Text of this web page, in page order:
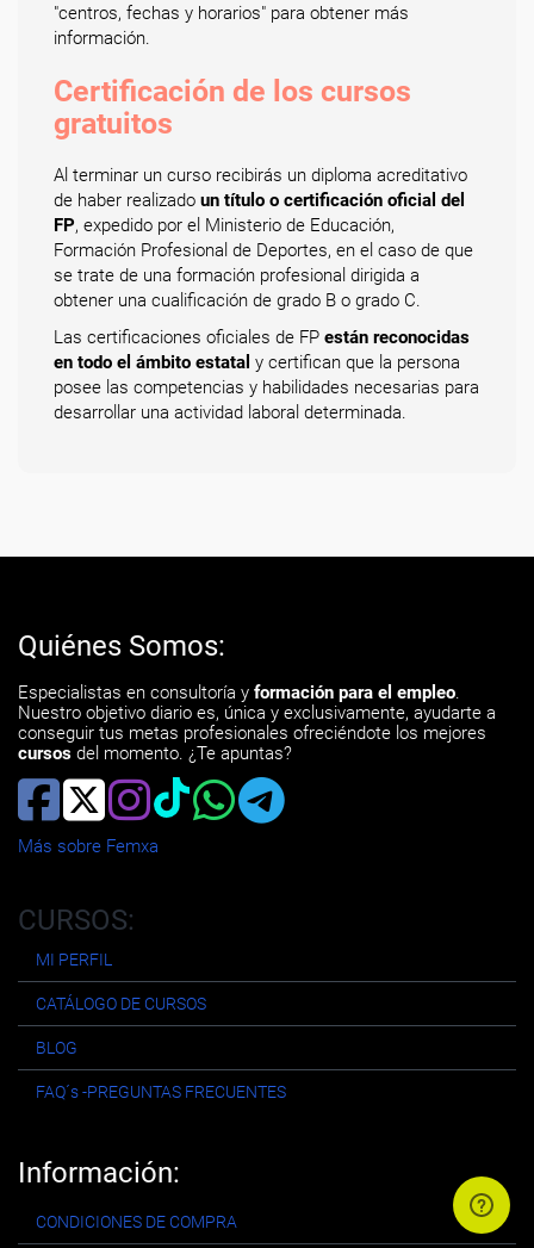
"centros, fechas y horarios" para obtener más
información.
Certificación de los cursos
gratuitos
Al terminar un curso recibirás un diploma acreditativo
de haber realizado un título o certificación oficial del
FP, expedido por el Ministerio de Educación,
Formación Profesional de Deportes, en el caso de que
se trate de una formación profesional dirigida a
obtener una cualificación de grado B o grado C.
Las certificaciones oficiales de FP están reconocidas
en todo el ámbito estatal y certifican que la persona
posee las competencias y habilidades necesarias para
desarrollar una actividad laboral determinada.
Quiénes Somos:
Especialistas en consultoría y formación para el empleo.
Nuestro objetivo diario es, única y exclusivamente, ayudarte a
conseguir tus metas profesionales ofreciéndote los mejores
cursos del momento. ¿Te apuntas?
Más sobre Femxa
CURSOS:
MI PERFIL
CATÁLOGO DE CURSOS
BLOG
FAQ´s -PREGUNTAS FRECUENTES
Información:
CONDICIONES DE COMPRA